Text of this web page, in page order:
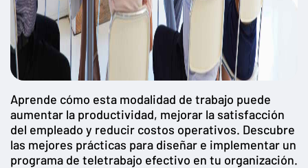
Aprende cómo esta modalidad de trabajo puede
aumentar la productividad, mejorar la satisfacción
del empleado y reducir costos operativos. Descubre
las mejores prácticas para diseñar e implementar un
programa de teletrabajo efectivo en tu organización.